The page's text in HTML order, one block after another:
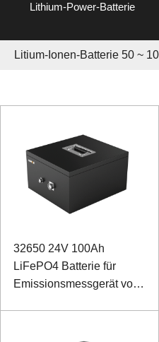
Lithium-Power-Batterie
Litium-Ionen-Batterie 50 ~
32650 24V 100Ah
LiFePO4 Batterie für
Emissionsmessgerät von